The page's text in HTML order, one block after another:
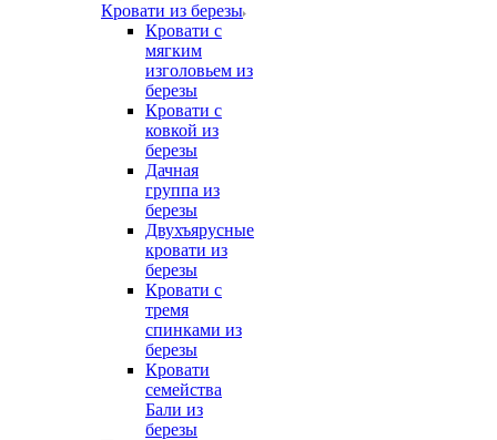
Кровати из березы
Кровати с
мягким
изголовьем из
березы
Кровати с
ковкой из
березы
Дачная
группа из
березы
Двухъярусные
кровати из
березы
Кровати с
тремя
спинками из
березы
Кровати
семейства
Бали из
березы